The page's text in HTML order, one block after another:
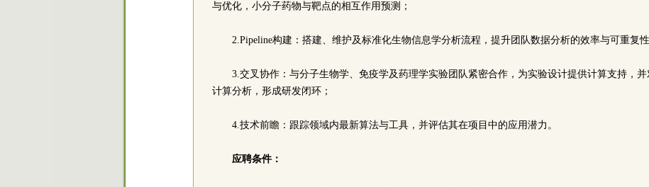
与优化，小分子药物与靶点的相互作用预测；
2.Pipeline构建：搭建、维护及标准化生物信息学分析流程，提升团队数据分析的效率与可重复性
3.交叉协作：与分子生物学、免疫学及药理学实验团队紧密合作，为实验设计提供计算支持，
计算分析，形成研发闭环；
4.技术前瞻：跟踪领域内最新算法与工具，并评估其在项目中的应用潜力。
应聘条件：